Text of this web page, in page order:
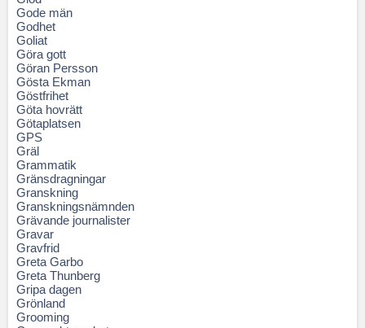
Gode män
Godhet
Goliat
Göra gott
Göran Persson
Gösta Ekman
Göstfrihet
Göta hovrätt
Götaplatsen
GPS
Gräl
Grammatik
Gränsdragningar
Granskning
Granskningsnämnden
Grävande journalister
Gravar
Gravfrid
Greta Garbo
Greta Thunberg
Gripa dagen
Grönland
Grooming